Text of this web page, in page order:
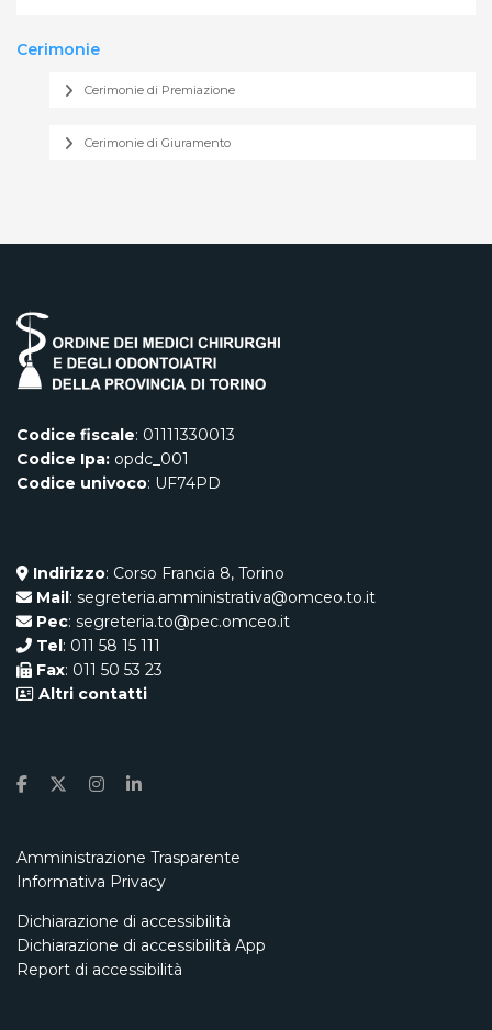
Cerimonie
Cerimonie di Premiazione
Cerimonie di Giuramento
Codice fiscale: 01111330013
Codice Ipa: opdc_001
Codice univoco: UF74PD
Indirizzo: Corso Francia 8, Torino
Mail : segreteria.amministrativa@omceo.to.it
Pec: segreteria.to@pec.omceo.it
Tel : 011 58 15 111
Fax: 011 50 53 23
Altri contatti
Amministrazione Trasparente
Informativa Privacy
Dichiarazione di accessibilità
Dichiarazione di accessibilità App
Report di accessibilità